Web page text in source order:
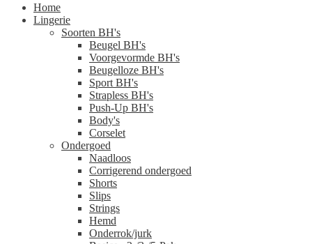
Home
Lingerie
Soorten BH's
Beugel BH's
Voorgevormde BH's
Beugelloze BH's
Sport BH's
Strapless BH's
Push-Up BH's
Body's
Corselet
Ondergoed
Naadloos
Corrigerend ondergoed
Shorts
Slips
Strings
Hemd
Onderrok/jurk